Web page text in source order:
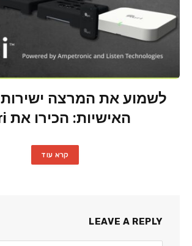
לשמוע את המרצה ישירות
האישיות: הכירו את Auri
קרא עוד
LEAVE A REPLY